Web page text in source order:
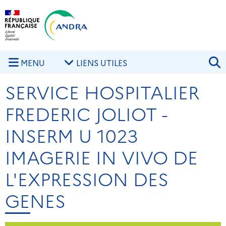
Aller au contenu principal
MENU LIENS UTILES
SERVICE HOSPITALIER
FREDERIC JOLIOT -
INSERM U 1023
IMAGERIE IN VIVO DE
L'EXPRESSION DES
GENES